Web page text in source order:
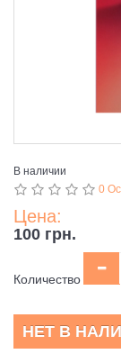
В наличии
0
Цена:
100 грн.
Количество
НЕТ В